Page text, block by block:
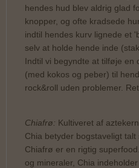
hendes hud blev aldrig glad
knopper, og ofte kradsede
indtil hendes kurv lignede et
selv at holde hende inde
Indtil vi begyndte at tilføje en
(med kokos og peber) til
rock&roll uden problemer.
Chiafrø: Kultiveret af
Chia betyder bogstaveligt talt
Chiafrø er en rigtig
og mineraler, Chia